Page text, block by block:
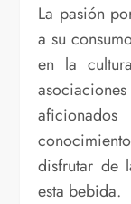
La pasión por la cerveza en Ronda no se limita
a su
en la
disfrutar de
esta bebida.